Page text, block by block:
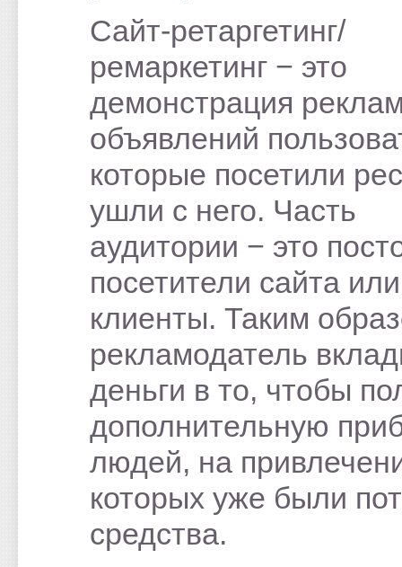
Сайт-ретаргетинг/
ремаркетинг − это
демонстрация
объявлений
которые посетили
ушли с него. Часть
аудитории − это
посетители сайта или
клиенты. Таким
рекламодатель
деньги в то, чтобы
дополнительную
людей, на
которых уже были
средства.